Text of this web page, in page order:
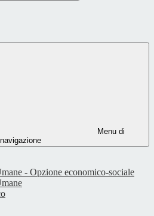
Menu di
navigazione
- Opzione economico-sociale